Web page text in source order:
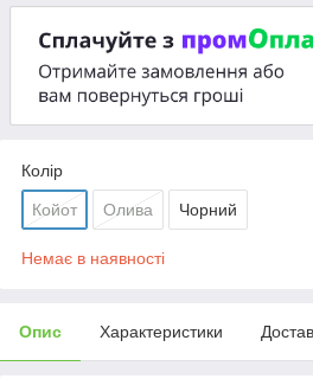
Колір
Койот Олива Чорний
Немає в наявності
Опис Характеристики